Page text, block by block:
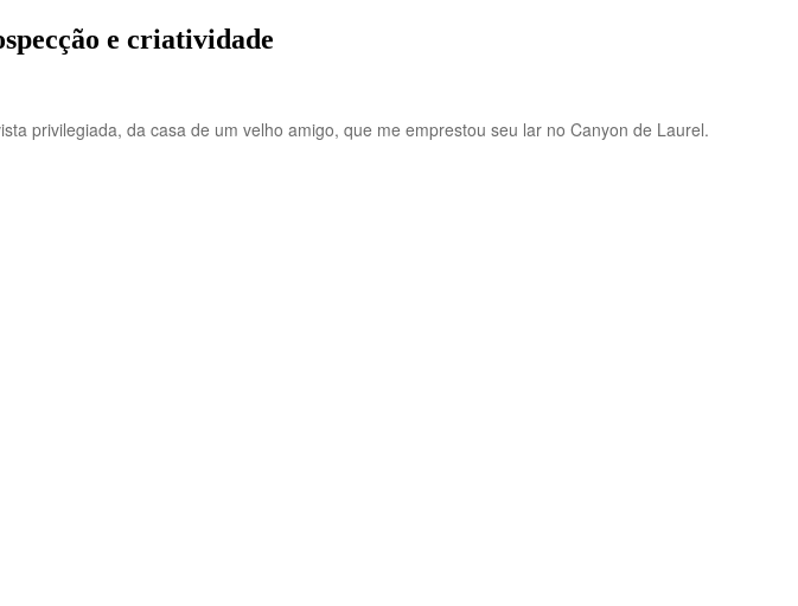
e criatividade
privilegiada, da casa de um velho amigo, que me emprestou seu lar no Canyon de Laurel.